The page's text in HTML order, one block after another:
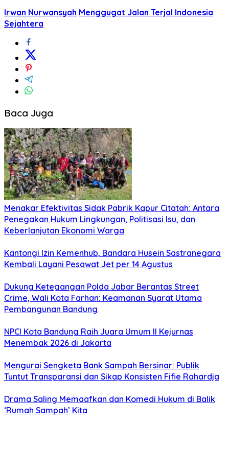
Irwan Nurwansyah Menggugat Jalan Terjal Indonesia
Sejahtera
Baca Juga
Menakar Efektivitas Sidak Pabrik Kapur Citatah: Antara
Penegakan Hukum Lingkungan, Politisasi Isu, dan
Keberlanjutan Ekonomi Warga
Kantongi Izin Kemenhub, Bandara Husein Sastranegara
Kembali Layani Pesawat Jet per 14 Agustus
Dukung Ketegangan Polda Jabar Berantas Street
Crime, Wali Kota Farhan: Keamanan Syarat Utama
Pembangunan Bandung
NPCI Kota Bandung Raih Juara Umum II Kejurnas
Menembak 2026 di Jakarta
Mengurai Sengketa Bank Sampah Bersinar: Publik
Tuntut Transparansi dan Sikap Konsisten Fifie Rahardja
Drama Saling Memaafkan dan Komedi Hukum di Balik
‘Rumah Sampah’ Kita